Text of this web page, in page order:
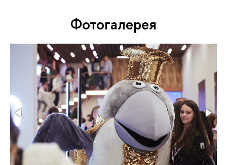
Фотогалерея